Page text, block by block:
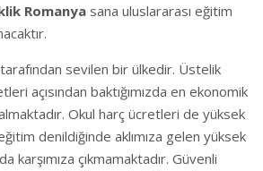
Romanya sana uluslararası eğitim
sevilen bir ülkedir. Üstelik
açısından baktığımızda en ekonomik
Okul harç ücretleri de yüksek
denildiğinde aklımıza gelen yüksek
karşımıza çıkmamaktadır. Güvenli